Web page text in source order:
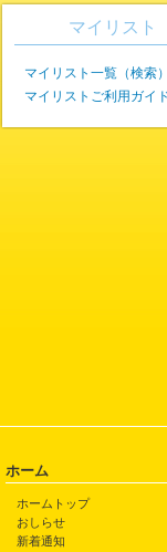
マイリスト
マイリスト一覧（検索）
マイリストご利用ガイ
ホーム
ホームトップ
おしらせ
新着通知